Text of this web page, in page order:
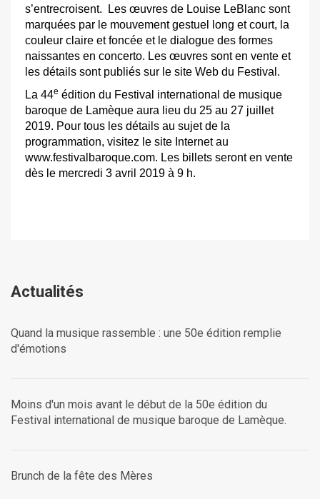
s’entrecroisent. Les œuvres de Louise LeBlanc sont
marquées par le mouvement gestuel long et court, la
couleur claire et foncée et le dialogue des formes
naissantes en concerto. Les œuvres sont en vente et
les détails sont publiés sur le site Web du Festival.
La 44e édition du Festival international de musique
baroque de Lamèque aura lieu du 25 au 27 juillet
2019. Pour tous les détails au sujet de la
programmation, visitez le site Internet au
www.festivalbaroque.com. Les billets seront en vente
dès le mercredi 3 avril 2019 à 9 h.
Actualités
Quand la musique rassemble : une 50e édition remplie
d'émotions
Moins d'un mois avant le début de la 50e édition du
Festival international de musique baroque de Lamèque.
Brunch de la fête des Mères